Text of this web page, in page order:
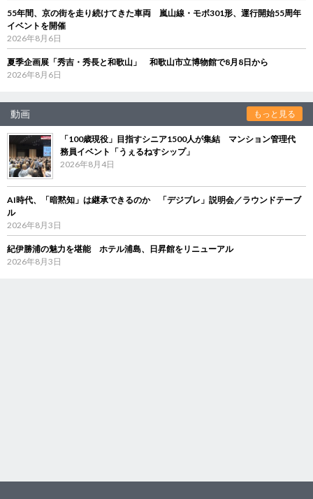
55年間、京の街を走り続けてきた車両 嵐山線・モボ301形、運行開始55周年
イベントを開催
2026年8月6日
夏季企画展「秀吉・秀長と和歌山」 和歌山市立博物館で8月8日から
2026年8月6日
動画 もっと見る
「100歳現役」目指すシニア1500人が集結 マンション管理代
務員イベント「うぇるねすシップ」
2026年8月4日
AI時代、「暗黙知」は継承できるのか 「デジブレ」説明会／ラウンドテーブ
ル
2026年8月3日
紀伊勝浦の魅力を堪能 ホテル浦島、日昇館をリニューアル
2026年8月3日